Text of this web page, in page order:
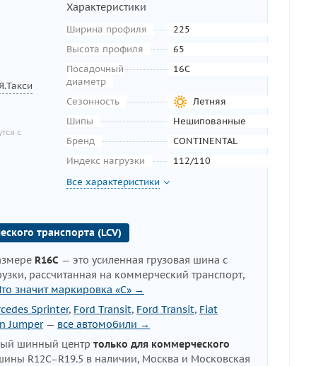
с
Характеристики
Ширина профиля
225
Высота профиля
65
Посадочный
диаметр
16C
Сезонность
Летняя
Шипы
Нешипованные
Бренд
CONTINENTAL
Индекс нагрузки
112/110
Все характеристики
транспорта (LCV)
R16C — это усиленная грузовая шина с
рассчитанная на коммерческий транспорт,
значит маркировка «C» →
Sprinter, Ford Transit, Ford Transit, Fiat
Jumper— все автомобили →
шинный центр только для коммерческого
R12C–R19.5 в наличии, Москва и Московская